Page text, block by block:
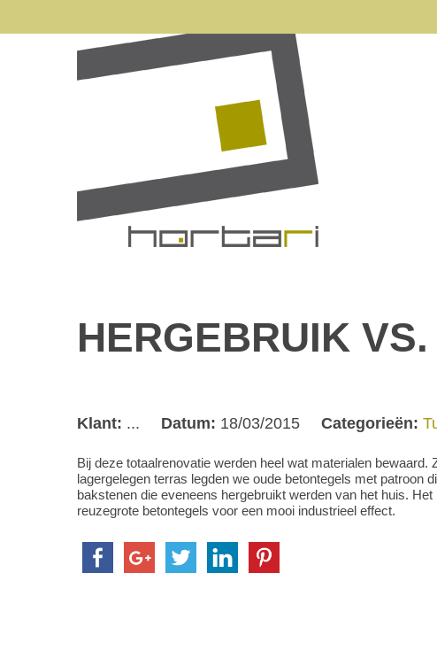
HERGEBRUIK
Klant: ... Datum: 18/03/2015 Categorieën:
Bij deze totaalrenovatie werden heel wat materialen
lagergelegen terras legden we oude betontegels met patroon
bakstenen die eveneens hergebruikt werden van het huis.
reuzegrote betontegels voor een mooi industrieel effect.